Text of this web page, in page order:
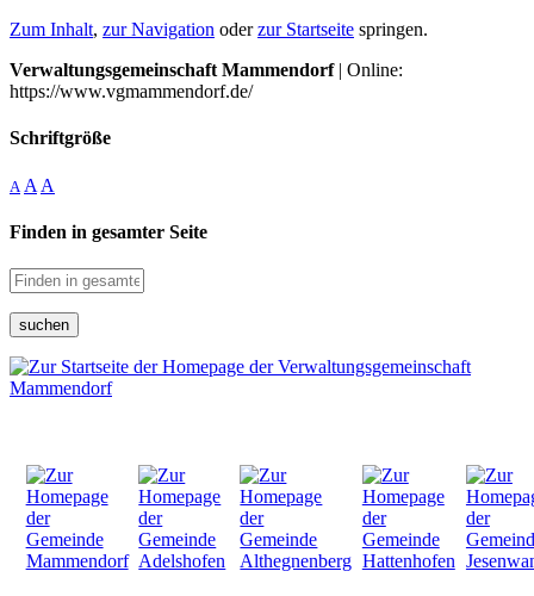
Zum Inhalt, zur Navigation oderzur Startseite springen.
Verwaltungsgemeinschaft Mammendorf| Online:
https://www.vgmammendorf.de/
Schriftgröße
A A A
Finden in gesamter Seite
suchen